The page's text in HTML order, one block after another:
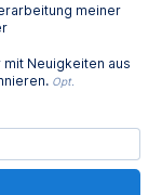
meiner
Neuigkeiten aus
Opt.